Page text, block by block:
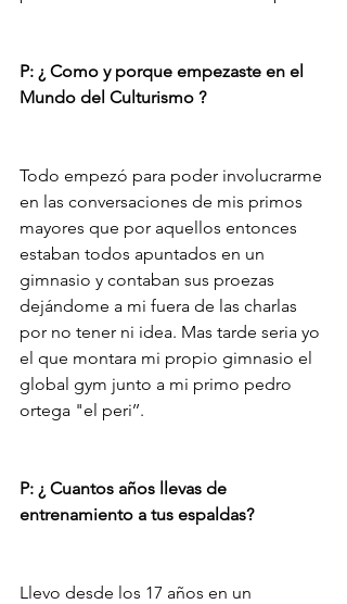
P: ¿ Como y porque empezaste en el
Mundo del Culturismo ?
Todo empezó para poder involucrarme
en las conversaciones de mis primos
mayores que por aquellos entonces
estaban todos apuntados en un
gimnasio y contaban sus proezas
dejándome a mi fuera de las charlas
por no tener ni idea. Mas tarde seria yo
el que montara mi propio gimnasio el
global gym junto a mi primo pedro
ortega "el peri’’.
P: ¿ Cuantos años llevas de
entrenamiento a tus espaldas?
Llevo desde los 17 años en un